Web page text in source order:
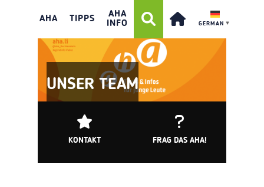
AHA TIPPS
AHA
INFO
GERMAN ▼
UNSER TEAM
KONTAKT FRAG DAS AHA!